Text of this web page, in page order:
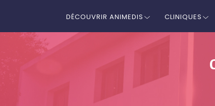
DÉCOUVRIR ANIMEDIS CLINIQUES